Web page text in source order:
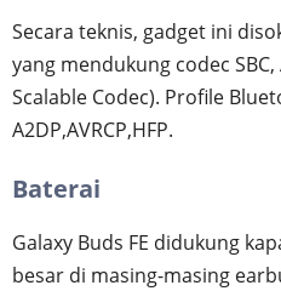
Secara teknis, gadget ini
yang mendukung codec SBC,
Scalable Codec). Profile
A2DP,AVRCP,HFP.
Baterai
Galaxy Buds FE didukung
besar di masing-masing